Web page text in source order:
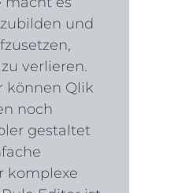
und
verlieren.
können Qlik
noch
gestaltet
komplexe